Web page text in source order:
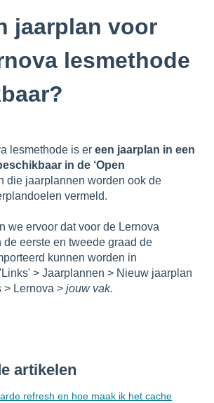
jaarplan voor
lesmethode
lesmethode is er een jaarplan in een
in de ‘Open
die jaarplannen worden ook de
vermeld.
we ervoor dat voor de Lernova
de eerste en tweede graad de
kunnen worden in
> Jaarplannen > Nieuw jaarplan
> Lernova > jouw vak.
artikelen
refresh en hoe maak ik het cache